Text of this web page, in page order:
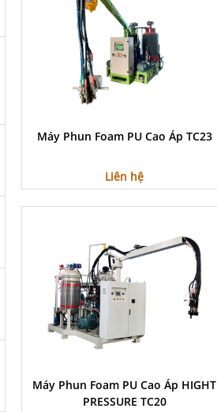
Máy Phun Foam PU Cao Áp TC23
Liên hệ
Máy Phun Foam PU Cao Áp HIGHT
PRESSURE TC20